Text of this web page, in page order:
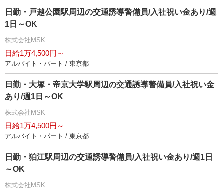
日勤・戸越公園駅周辺の交通誘導警備員/入社祝い金あり/週
1日～OK
株式会社MSK
日給1万4,500円～
アルバイト・パート / 東京都
日勤・大塚・帝京大学駅周辺の交通誘導警備員/入社祝い金
あり/週1日～OK
株式会社MSK
日給1万4,500円～
アルバイト・パート / 東京都
日勤・狛江駅周辺の交通誘導警備員/入社祝い金あり/週1日
～OK
株式会社MSK